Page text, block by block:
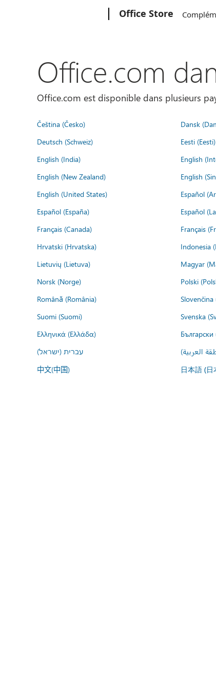
Office Store
Office.com
Office.com est disponible dans plusieurs
Čeština (Česko) Dansk
Deutsch (Schweiz)
Eesti (Eesti)
English (India)
English
English (New Zealand)
English
English (United States)
Español
Español (España)
Español
Français (Canada)
Français
Hrvatski (Hrvatska)
Indonesia
Lietuvių (Lietuva)
Magyar
Norsk (Norge)
Polski
Română (România)
Suomi (Suomi)
Svenska
Ελληνικά (Ελλάδα)
עברית (ישראל)
العربية)
中文(中国) 日本語 (日